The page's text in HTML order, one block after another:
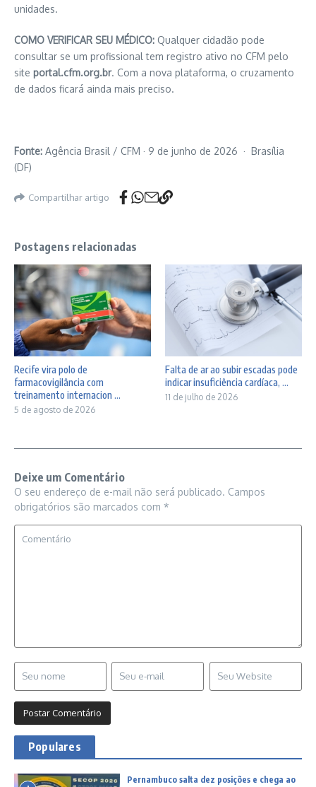
unidades.
COMO VERIFICAR SEU MÉDICO: Qualquer cidadão pode
consultar se um profissional tem registro ativo no CFM pelo
site portal.cfm.org.br. Com a nova plataforma, o cruzamento
de dados ficará ainda mais preciso.
Fonte: Agência Brasil / CFM · 9 de junho de 2026 · Brasília
(DF)
Compartilhar artigo
Postagens relacionadas
Recife vira polo de
farmacovigilância com
treinamento internacion ...
5 de agosto de 2026
Falta de ar ao subir escadas pode
indicar insuficiência cardíaca, ...
11 de julho de 2026
Deixe um Comentário
O seu endereço de e-mail não será publicado. Campos
obrigatórios são marcados com *
Populares
Pernambuco salta dez posições e chega ao